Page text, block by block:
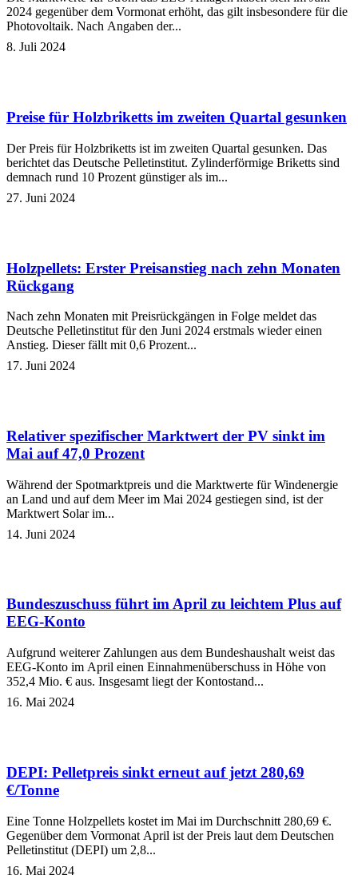
2024 gegenüber dem Vormonat erhöht, das gilt insbesondere für die
Photovoltaik. Nach Angaben der...
8. Juli 2024
Preise für Holzbriketts im zweiten Quartal gesunken
Der Preis für Holzbriketts ist im zweiten Quartal gesunken. Das
berichtet das Deutsche Pelletinstitut. Zylinderförmige Briketts sind
demnach rund 10 Prozent günstiger als im...
27. Juni 2024
Holzpellets: Erster Preisanstieg nach zehn Monaten
Rückgang
Nach zehn Monaten mit Preisrückgängen in Folge meldet das
Deutsche Pelletinstitut für den Juni 2024 erstmals wieder einen
Anstieg. Dieser fällt mit 0,6 Prozent...
17. Juni 2024
Relativer spezifischer Marktwert der PV sinkt im
Mai auf 47,0 Prozent
Während der Spotmarktpreis und die Marktwerte für Windenergie
an Land und auf dem Meer im Mai 2024 gestiegen sind, ist der
Marktwert Solar im...
14. Juni 2024
Bundeszuschuss führt im April zu leichtem Plus auf
EEG-Konto
Aufgrund weiterer Zahlungen aus dem Bundeshaushalt weist das
EEG-Konto im April einen Einnahmenüberschuss in Höhe von
352,4 Mio. € aus. Insgesamt liegt der Kontostand...
16. Mai 2024
DEPI: Pelletpreis sinkt erneut auf jetzt 280,69
€/Tonne
Eine Tonne Holzpellets kostet im Mai im Durchschnitt 280,69 €.
Gegenüber dem Vormonat April ist der Preis laut dem Deutschen
Pelletinstitut (DEPI) um 2,8...
16. Mai 2024